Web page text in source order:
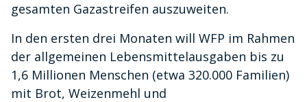
gesamten Gazastreifen auszuweiten.
In den ersten drei Monaten will WFP im Rahmen
der allgemeinen Lebensmittelausgaben bis zu
1,6 Millionen Menschen (etwa 320.000 Familien)
mit Brot, Weizenmehl und